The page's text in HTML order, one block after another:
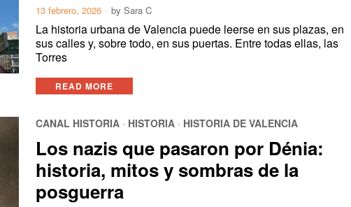
13 febrero, 2026 bySara C
La historia urbana de Valencia puede leerse en sus plazas, en
sus calles y, sobre todo, en sus puertas. Entre todas ellas, las
Torres
READ MORE
CANAL HISTORIA · HISTORIA · HISTORIA DE VALENCIA
Los nazis que pasaron por Dénia:
historia, mitos y sombras de la
posguerra